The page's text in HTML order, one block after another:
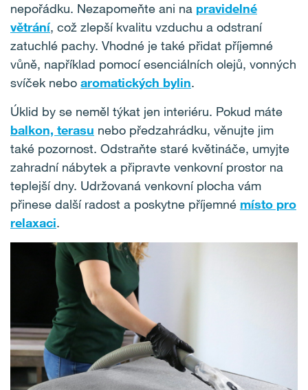
nepořádku. Nezapomeňte ani na pravidelné
větrání, což zlepší kvalitu vzduchu a odstraní
zatuchlé pachy. Vhodné je také přidat příjemné
vůně, například pomocí esenciálních olejů, vonných
svíček nebo aromatických bylin.
Úklid by se neměl týkat jen interiéru. Pokud máte
balkon, terasu nebo předzahrádku, věnujte jim
také pozornost. Odstraňte staré květináče, umyjte
zahradní nábytek a připravte venkovní prostor na
teplejší dny. Udržovaná venkovní plocha vám
přinese další radost a poskytne příjemné místo pro
relaxaci.